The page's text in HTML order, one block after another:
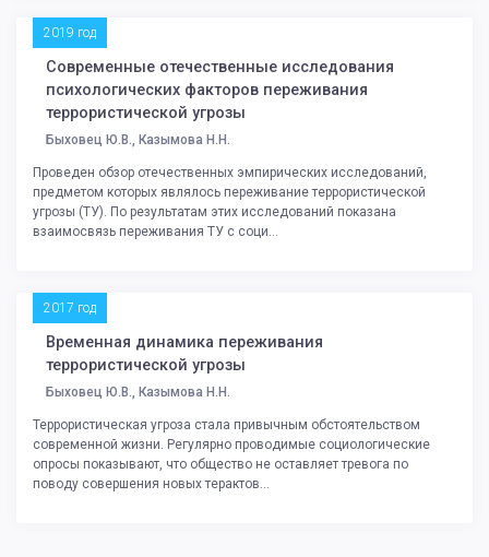
2019 год
Современные отечественные исследования
психологических факторов переживания
террористической угрозы
Быховец Ю.В., Казымова Н.Н.
Проведен обзор отечественных эмпирических исследований,
предметом которых являлось переживание террористической
угрозы (ТУ). По результатам этих исследований показана
взаимосвязь переживания ТУ с соци...
2017 год
Временная динамика переживания
террористической угрозы
Быховец Ю.В., Казымова Н.Н.
Террористическая угроза стала привычным обстоятельством
современной жизни. Регулярно проводимые социологические
опросы показывают, что общество не оставляет тревога по
поводу совершения новых терактов...